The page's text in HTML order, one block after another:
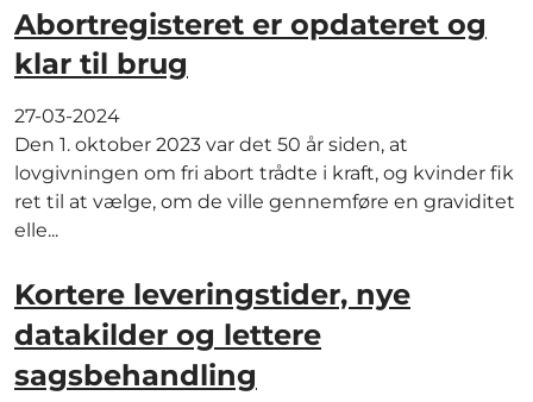
Abortregisteret er opdateret og
klar til brug
27-03-2024
Den 1. oktober 2023 var det 50 år siden, at
lovgivningen om fri abort trådte i kraft, og kvinder fik
ret til at vælge, om de ville gennemføre en graviditet
elle...
Kortere leveringstider, nye
datakilder og lettere
sagsbehandling